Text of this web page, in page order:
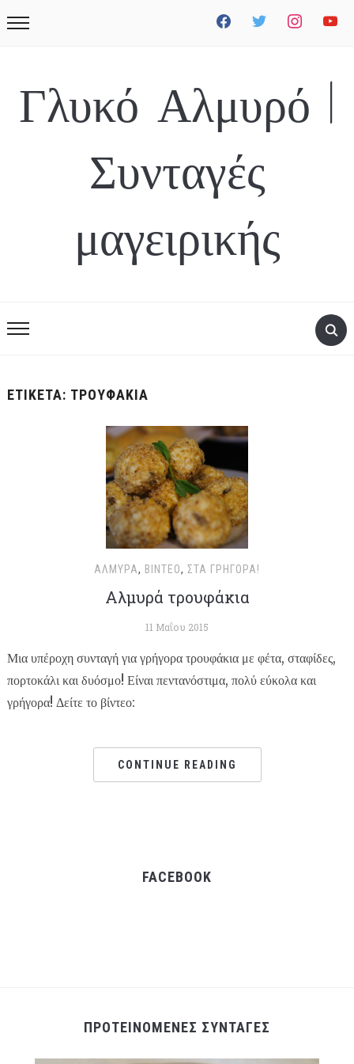
facebook twitter instagramyoutube
Γλυκό Αλμυρό |
Συνταγές
μαγειρικής
ΕΤΙΚΈΤΑ: ΤΡΟΥΦΆΚΙΑ
ΑΛΜΥΡΆ, ΒΊΝΤΕΟ, ΣΤΑ ΓΡΉΓΟΡΑ!
Αλμυρά τρουφάκια
11 Μαΐου 2015
Μια υπέροχη συνταγή για γρήγορα τρουφάκια με φέτα, σταφίδες,
πορτοκάλι και δυόσμο! Είναι πεντανόστιμα, πολύ εύκολα και
γρήγορα! Δείτε το βίντεο:
CONTINUE READING
FACEBOOK
ΠΡΟΤΕΙΝΟΜΕΝΕΣ ΣΥΝΤΑΓΕΣ